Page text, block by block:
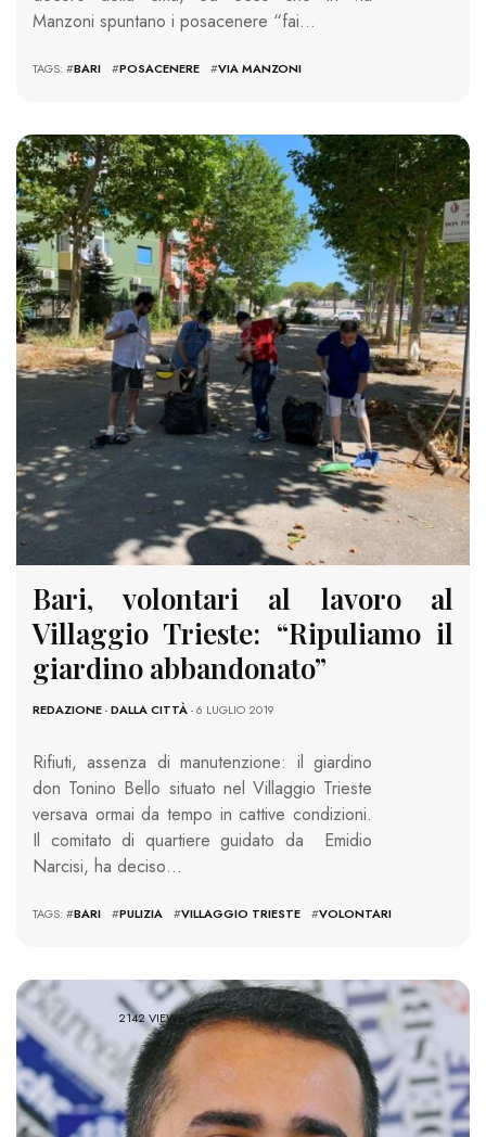
Manzoni spuntano i posacenere “fai…
TAGS: #BARI #POSACENERE #VIA MANZONI
2123 VIEWS
Bari, volontari al lavoro al
Villaggio Trieste: “Ripuliamo il
giardino abbandonato”
REDAZIONE-DALLA CITTÀ- 6 LUGLIO 2019
Rifiuti, assenza di manutenzione: il giardino
don Tonino Bello situato nel Villaggio Trieste
versava ormai da tempo in cattive condizioni.
Il comitato di quartiere guidato da Emidio
Narcisi, ha deciso…
TAGS: #BARI #PULIZIA #VILLAGGIO TRIESTE #VOLONTARI
2142 VIEWS